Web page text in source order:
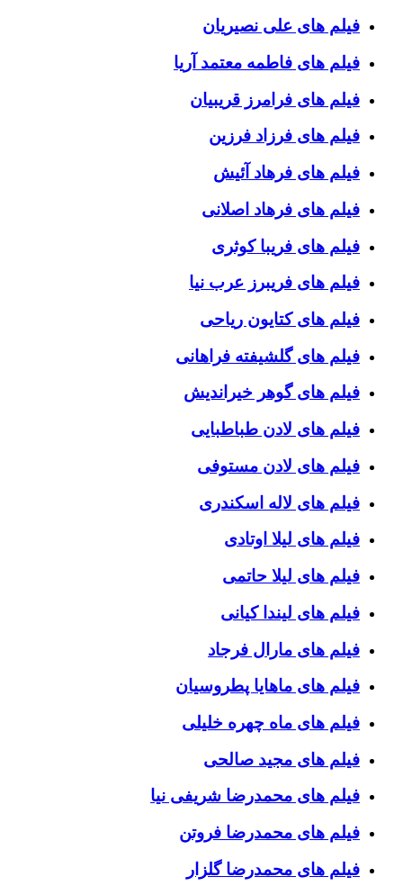
فیلم های علی نصیریان
فیلم های فاطمه معتمد آریا
فیلم های فرامرز قریبیان
فیلم های فرزاد فرزین
فیلم های فرهاد آئیش
فیلم های فرهاد اصلانی
فیلم های فریبا کوثری
فیلم های فریبرز عرب نیا
فیلم های کتایون ریاحی
فیلم های گلشیفته فراهانی
فیلم های گوهر خیراندیش
فیلم های لادن طباطبایی
فیلم های لادن مستوفی
فیلم های لاله اسکندری
فیلم های لیلا اوتادی
فیلم های لیلا حاتمی
فیلم های لیندا کیانی
فیلم های مارال فرجاد
فیلم های ماهایا پطروسیان
فیلم های ماه چهره خلیلی
فیلم های مجید صالحی
فیلم های محمدرضا شریفی نیا
فیلم های محمدرضا فروتن
فیلم های محمدرضا گلزار